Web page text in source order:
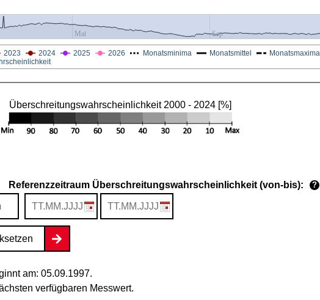
Mai Sep
2023 2024 2025 2026 Monatsminima Monatsmittel Monatsmaxima
Überschreitungswahrscheinlichkeit 2000 - 2024 [%]
Referenzzeitraum Überschreitungswahrscheinlichkeit (von-bis): ?
am: 05.09.1997.
verfügbaren Messwert.